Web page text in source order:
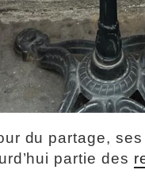
du partage,
partie des